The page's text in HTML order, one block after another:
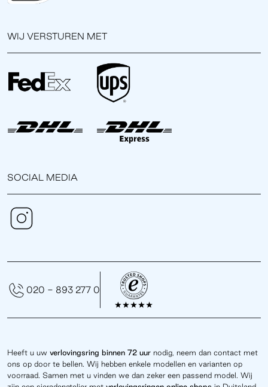
WIJ VERSTUREN MET
SOCIAL MEDIA
Heeft u uw verlovingsring binnen 72 uur nodig, neem dan contact met
ons op door te bellen. Wij hebben enkele modellen en varianten op
voorraad. Samen met u vinden we dan zeker een passend model. Wij
020 - 893 277 0